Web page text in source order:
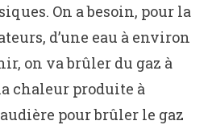
On a besoin, pour la
d’une eau à environ
on va brûler du gaz à
chaleur produite à
pour brûler le gaz